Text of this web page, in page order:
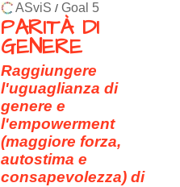
ASviS / Goal 5
PARITÀ DI
GENERE
Raggiungere
l'uguaglianza di
genere e
l'empowerment
(maggiore forza,
autostima e
consapevolezza) di